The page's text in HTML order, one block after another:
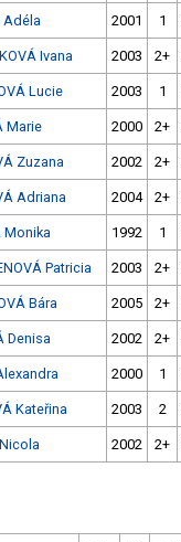
Adéla 2001 1
Ivana 2003 2+
Lucie 2003 1
Marie 2000 2+
Zuzana 2002 2+
Adriana 2004 2+
Monika 1992 1
Patricia 2003 2+
Bára 2005 2+
Denisa 2002 2+
2000 1
Kateřina 2003 2
2002 2+